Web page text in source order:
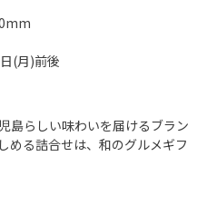
(月)前後
島らしい味わいを届けるブラン
める詰合せは、和のグルメギフ